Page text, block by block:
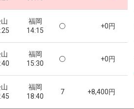
福岡
14:15
+0円
福岡
15:30
+0円
福岡
18:40
7 +8,400円